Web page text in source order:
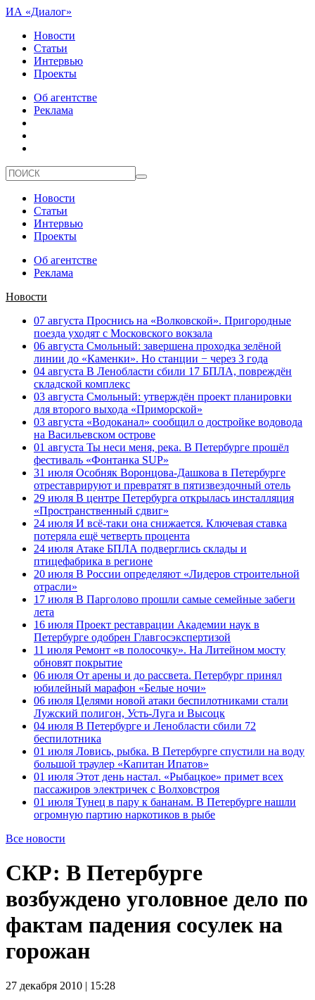
ИА «Диалог»
Новости
Статьи
Интервью
Проекты
Об агентстве
Реклама
Новости
Статьи
Интервью
Проекты
Об агентстве
Реклама
Новости
07 августа Проснись на «Волковской». Пригородные
поезда уходят с Московского вокзала
06 августа Смольный: завершена проходка зелёной
линии до «Каменки». Но станции − через 3 года
04 августа В Ленобласти сбили 17 БПЛА, повреждён
складской комплекс
03 августа Смольный: утверждён проект планировки
для второго выхода «Приморской»
03 августа «Водоканал» сообщил о достройке водовода
на Васильевском острове
01 августа Ты неси меня, река. В Петербурге прошёл
фестиваль «Фонтанка SUP»
31 июля Особняк Воронцова-Дашкова в Петербурге
отреставрируют и превратят в пятизвездочный отель
29 июля В центре Петербурга открылась инсталляция
«Пространственный сдвиг»
24 июля И всё-таки она снижается. Ключевая ставка
потеряла ещё четверть процента
24 июля Атаке БПЛА подверглись склады и
птицефабрика в регионе
20 июля В России определяют «Лидеров строительной
отрасли»
17 июля В Парголово прошли самые семейные забеги
лета
16 июля Проект реставрации Академии наук в
Петербурге одобрен Главгосэкспертизой
11 июля Ремонт «в полосочку». На Литейном мосту
обновят покрытие
06 июля От арены и до рассвета. Петербург принял
юбилейный марафон «Белые ночи»
06 июля Целями новой атаки беспилотниками стали
Лужский полигон, Усть-Луга и Высоцк
04 июля В Петербурге и Ленобласти сбили 72
беспилотника
01 июля Ловись, рыбка. В Петербурге спустили на воду
большой траулер «Капитан Ипатов»
01 июля Этот день настал. «Рыбацкое» примет всех
пассажиров электричек с Волховстроя
01 июля Тунец в пару к бананам. В Петербурге нашли
огромную партию наркотиков в рыбе
Все новости
СКР: В Петербурге
возбуждено уголовное дело по
фактам падения сосулек на
горожан
27 декабря 2010 | 15:28